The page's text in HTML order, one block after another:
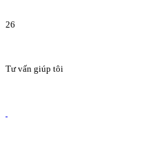
26
Tư vấn giúp tôi